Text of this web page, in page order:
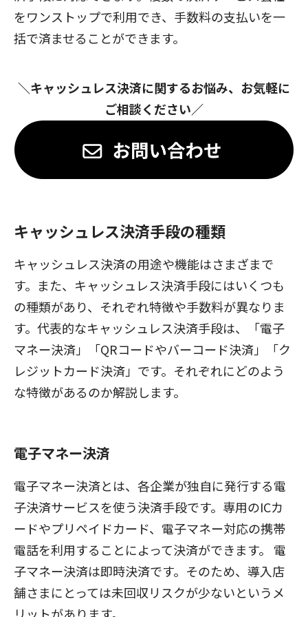
をワンストップで利用でき、手数料の支払いを一
括で済ませることができます。
＼キャッシュレス決済に関するお悩み、お気軽に
ご相談ください／
キャッシュレス決済手段の種類
キャッシュレス決済の用途や機能はさまざまで
す。また、キャッシュレス決済手段にはいくつも
の種類があり、それぞれ特徴や手数料が異なりま
す。代表的なキャッシュレス決済手段は、「電子
マネー決済」「QRコードやバーコード決済」「ク
レジットカード決済」です。それぞれにどのよう
な特徴があるのか解説します。
電子マネー決済
電子マネー決済とは、各企業が独自に発行する電
子決済サービスを使う決済手段です。専用のICカ
ードやプリペイドカード、電子マネー対応の携帯
電話を利用することによって決済ができます。 電
子マネー決済は即時決済です。そのため、導入店
舗さまにとっては未回収リスクが少ないというメ
リットがあります。